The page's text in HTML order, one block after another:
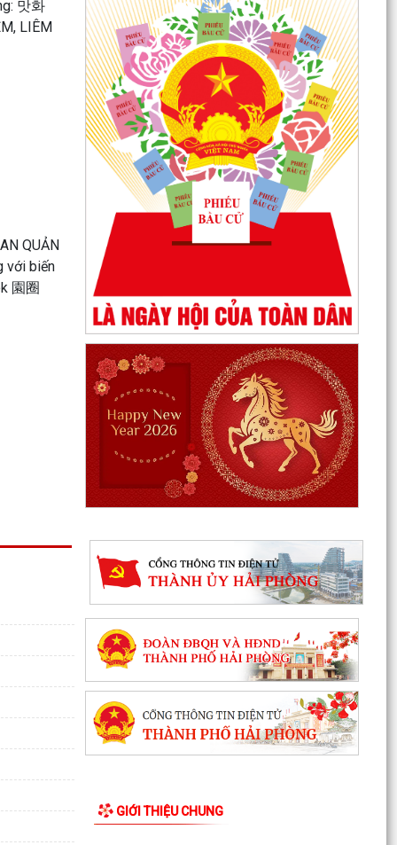
GIỚI THIỆU CHUNG
Quyết định phê duyệt kết quả kỳ xét tuyển viên
chức Ban quản lý dự án đầu tư xây dựng xã
Hùng Thắng...
XÃ HÙNG THẮNG TỔ CHỨC LỄ CHÀO CỜ ĐẦU
Hải Phòng giảm thời gian giải quyết từ 50% trở
lên hơn 1.900 thủ tục hành chính
XÃ HÙNG THẮNG CÔNG BỐ CÁC QUYẾT ĐỊNH
VỀ CÔNG TÁC CÁN BỘ TẠI TRƯỜNG TRUNG
HỌC CƠ SỞ VINH QUANG
Hội nghị toàn quốc quán triệt và triển khai thực
hiện Nghị quyết Hội nghị lần thứ ba Ban Chấp
hành...
Đảng ủy xã Hùng Thắng tổ chức lớp bồi dưỡng,
TRI ÂN CÁC ANH HÙNG LIỆT SĨ – THẮP SÁNG
ĐẠO LÝ "UỐNG NƯỚC NHỚ NGUỒN"